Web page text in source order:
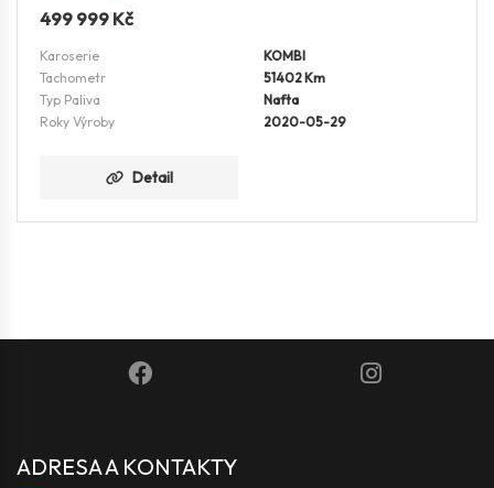
499 999 Kč
Karoserie
KOMBI
Tachometr
51402 Km
Typ Paliva
Nafta
Roky Výroby
2020-05-29
Detail
ADRESA A KONTAKTY